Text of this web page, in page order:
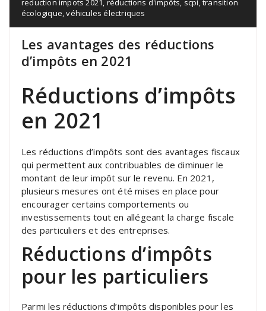
écologique ,véhicules électriques
Les avantages des réductions
d’impôts en 2021
Réductions d’impôts
en 2021
Les réductions d’impôts sont des avantages fiscaux
qui permettent aux contribuables de diminuer le
montant de leur impôt sur le revenu. En 2021,
plusieurs mesures ont été mises en place pour
encourager certains comportements ou
investissements tout en allégeant la charge fiscale
des particuliers et des entreprises.
Réductions d’impôts
pour les particuliers
Parmi les réductions d’impôts disponibles pour les